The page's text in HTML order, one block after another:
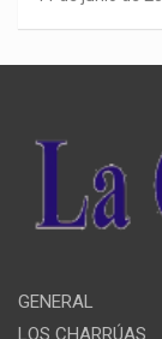
GENERAL